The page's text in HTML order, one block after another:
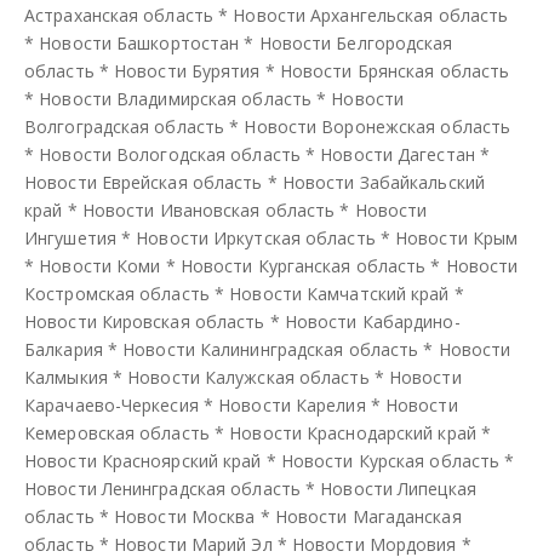
Астраханская область * Новости Архангельская область
* Новости Башкортостан * Новости Белгородская
область * Новости Бурятия * Новости Брянская область
* Новости Владимирская область * Новости
Волгоградская область * Новости Воронежская область
* Новости Вологодская область * Новости Дагестан *
Новости Еврейская область * Новости Забайкальский
край * Новости Ивановская область * Новости
Ингушетия * Новости Иркутская область * Новости Крым
* Новости Коми * Новости Курганская область * Новости
Костромская область * Новости Камчатский край *
Новости Кировская область * Новости Кабардино-
Балкария * Новости Калининградская область * Новости
Калмыкия * Новости Калужская область * Новости
Карачаево-Черкесия * Новости Карелия * Новости
Кемеровская область * Новости Краснодарский край *
Новости Красноярский край * Новости Курская область *
Новости Ленинградская область * Новости Липецкая
область * Новости Москва * Новости Магаданская
область * Новости Марий Эл * Новости Мордовия *